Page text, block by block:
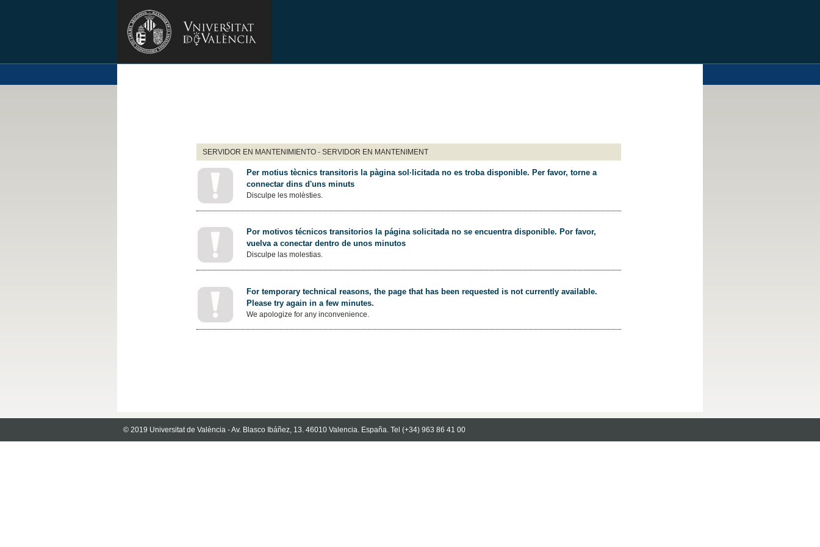
SERVIDOR EN MANTENIMIENTO - SERVIDOR EN MANTENIMENT
Per motius tècnics transitoris la pàgina sol·licitada no es troba disponible. Per favor, torne a
connectar dins d'uns minuts
Disculpe les molèsties.
Por motivos técnicos transitorios la página solicitada no se encuentra disponible. Por favor,
vuelva a conectar dentro de unos minutos
Disculpe las molestias.
For temporary technical reasons, the page that has been requested is not currently available.
Please try again in a few minutes.
We apologize for any inconvenience.
© 2019 Universitat de València - Av. Blasco Ibáñez, 13. 46010 Valencia. España. Tel (+34) 963 86 41 00